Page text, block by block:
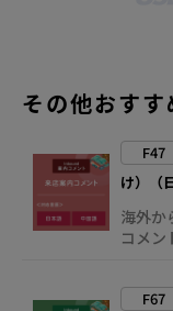
その他おすす
F47
け）（
海外か
コメン
F67